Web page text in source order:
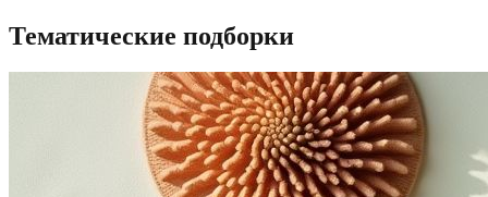
Тематические подборки